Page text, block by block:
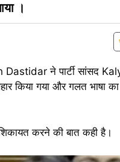
।
Dastidar ने पार्टी सांसद
किया गया और गलत भाषा का
करने की बात कही है।